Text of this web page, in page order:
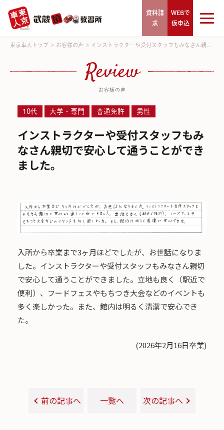
資料請
求
WEBで
仮申込
東京車人トップ > お客様の声 > インストラクターや受付スタッフもみなさん親...
Review
お客様の声
10代 大学・専門 普通免許 男性
インストラクターや受付スタッフもみ
なさん親切で安心して通うことができ
ました。
入所から卒業まで3ヶ月ほどでしたが、お世話になりま
した。インストラクターや受付スタッフもみなさん親切
で安心して通うことができました。立地も良く（駅近で
便利）、フードフェスやもちつき大会などのイベントも
多く楽しかった。また、館内は明るく清潔で安心でき
た。
(2026年2月16日卒業)
前の記事へ 一覧へ 次の記事へ